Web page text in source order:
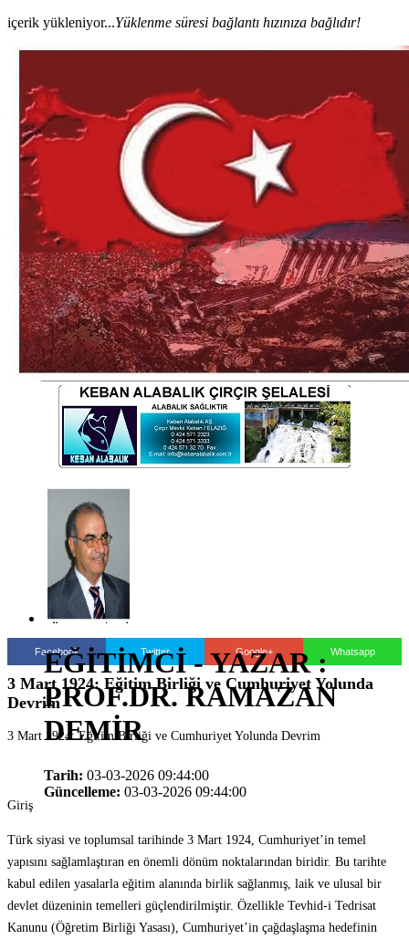
içerik yükleniyor...Yüklenme süresi bağlantı hızınıza bağlıdır!
EĞİTİMCİ - YAZAR :
PROF.DR. RAMAZAN
DEMİR
Tarih: 03-03-2026 09:44:00
Güncelleme: 03-03-2026 09:44:00
Facebook Twitter Google+ Whatsapp
3 Mart 1924: Eğitim Birliği ve Cumhuriyet Yolunda
Devrim
3 Mart 1924: Eğitim Birliği ve Cumhuriyet Yolunda Devrim
Giriş
Türk siyasi ve toplumsal tarihinde 3 Mart 1924, Cumhuriyet’in temel
yapısını sağlamlaştıran en önemli dönüm noktalarından biridir. Bu tarihte
kabul edilen yasalarla eğitim alanında birlik sağlanmış, laik ve ulusal bir
devlet düzeninin temelleri güçlendirilmiştir. Özellikle Tevhid-i Tedrisat
Kanunu (Öğretim Birliği Yasası), Cumhuriyet’in çağdaşlaşma hedefinin